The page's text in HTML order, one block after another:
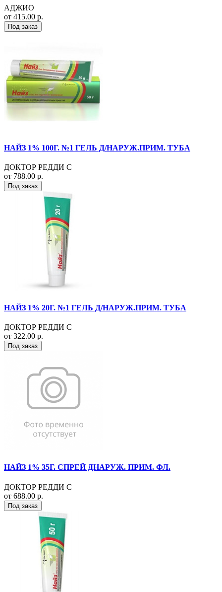
АДЖИО
от 415.00 р.
Под заказ
НАЙЗ 1% 100Г. №1 ГЕЛЬ Д/НАРУЖ.ПРИМ. ТУБА
ДОКТОР РЕДДИ С
от 788.00 р.
Под заказ
НАЙЗ 1% 20Г. №1 ГЕЛЬ Д/НАРУЖ.ПРИМ. ТУБА
ДОКТОР РЕДДИ С
от 322.00 р.
Под заказ
НАЙЗ 1% 35Г. СПРЕЙ ДНАРУЖ. ПРИМ. ФЛ.
ДОКТОР РЕДДИ С
от 688.00 р.
Под заказ